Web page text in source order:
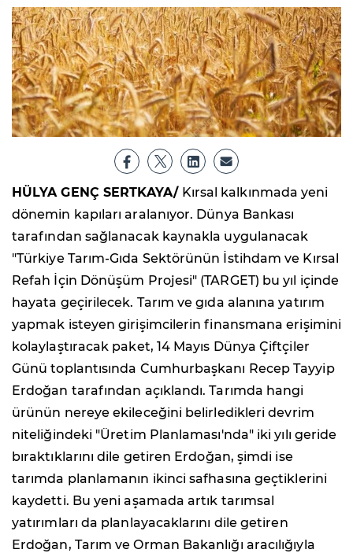
HÜLYA GENÇ SERTKAYA/ Kırsal kalkınmada yeni
dönemin kapıları aralanıyor. Dünya Bankası
tarafından sağlanacak kaynakla uygulanacak
"Türkiye Tarım-Gıda Sektörünün İstihdam ve Kırsal
Refah İçin Dönüşüm Projesi" (TARGET) bu yıl içinde
hayata geçirilecek. Tarım ve gıda alanına yatırım
yapmak isteyen girişimcilerin finansmana erişimini
kolaylaştıracak paket, 14 Mayıs Dünya Çiftçiler
Günü toplantısında Cumhurbaşkanı Recep Tayyip
Erdoğan tarafından açıklandı. Tarımda hangi
ürünün nereye ekileceğini belirledikleri devrim
niteliğindeki "Üretim Planlaması'nda" iki yılı geride
bıraktıklarını dile getiren Erdoğan, şimdi ise
tarımda planlamanın ikinci safhasına geçtiklerini
kaydetti. Bu yeni aşamada artık tarımsal
yatırımları da planlayacaklarını dile getiren
Erdoğan, Tarım ve Orman Bakanlığı aracılığıyla